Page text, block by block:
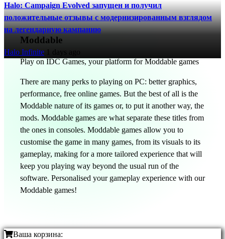
Halo: Campaign Evolved запущен и получил
положительные отзывы с модернизированным взглядом
на легендарную кампанию
Halo Infinite 1 days ago
Moddable
Play on IDC Games, your platform for Moddable games
There are many perks to playing on PC: better graphics,
performance, free online games. But the best of all is the
Moddable nature of its games or, to put it another way, the
mods. Moddable games are what separate these titles from
the ones in consoles. Moddable games allow you to
customise the game in many games, from its visuals to its
gameplay, making for a more tailored experience that will
keep you playing way beyond the usual run of the
software. Personalised your gameplay experience with our
Moddable games!
Ваша корзина: